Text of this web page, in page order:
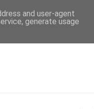
and user-agent
generate usage